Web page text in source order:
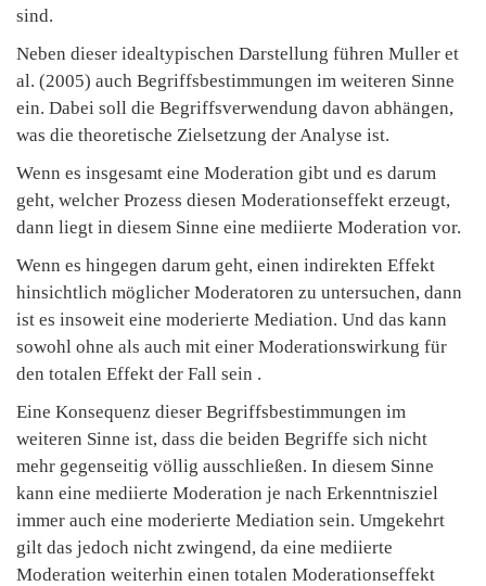
sind.
Neben dieser idealtypischen Darstellung führen Muller et
al. (2005) auch Begriffsbestimmungen im weiteren Sinne
ein. Dabei soll die Begriffsverwendung davon abhängen,
was die theoretische Zielsetzung der Analyse ist.
Wenn es insgesamt eine Moderation gibt und es darum
geht, welcher Prozess diesen Moderationseffekt erzeugt,
dann liegt in diesem Sinne eine mediierte Moderation vor.
Wenn es hingegen darum geht, einen indirekten Effekt
hinsichtlich möglicher Moderatoren zu untersuchen, dann
ist es insoweit eine moderierte Mediation. Und das kann
sowohl ohne als auch mit einer Moderationswirkung für
den totalen Effekt der Fall sein .
Eine Konsequenz dieser Begriffsbestimmungen im
weiteren Sinne ist, dass die beiden Begriffe sich nicht
mehr gegenseitig völlig ausschließen. In diesem Sinne
kann eine mediierte Moderation je nach Erkenntnisziel
immer auch eine moderierte Mediation sein. Umgekehrt
gilt das jedoch nicht zwingend, da eine mediierte
Moderation weiterhin einen totalen Moderationseffekt